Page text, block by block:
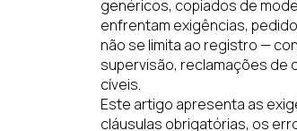
genéricos, copiados de
enfrentam exigências,
não se limita ao registro —
supervisão, reclamações de
cíveis.
Este artigo apresenta as
cláusulas obrigatórias, os